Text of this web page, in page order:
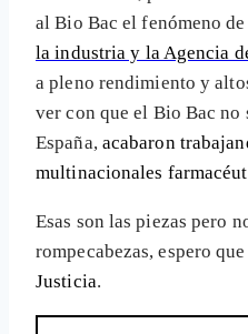
al Bio Bac el fenómeno
la industria y la Agencia
a pleno rendimiento y
ver con que el Bio Bac no
España, acabaron
multinacionales
Esas son las piezas pero
rompecabezas, espero
Justicia.